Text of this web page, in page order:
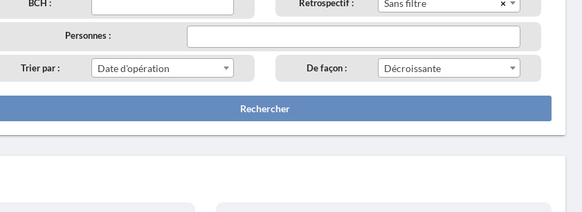
BCH : Retrospectif : ×
Sans filtre
Personnes :
Trier par : Date d'opération De façon : Décroissante
Rechercher